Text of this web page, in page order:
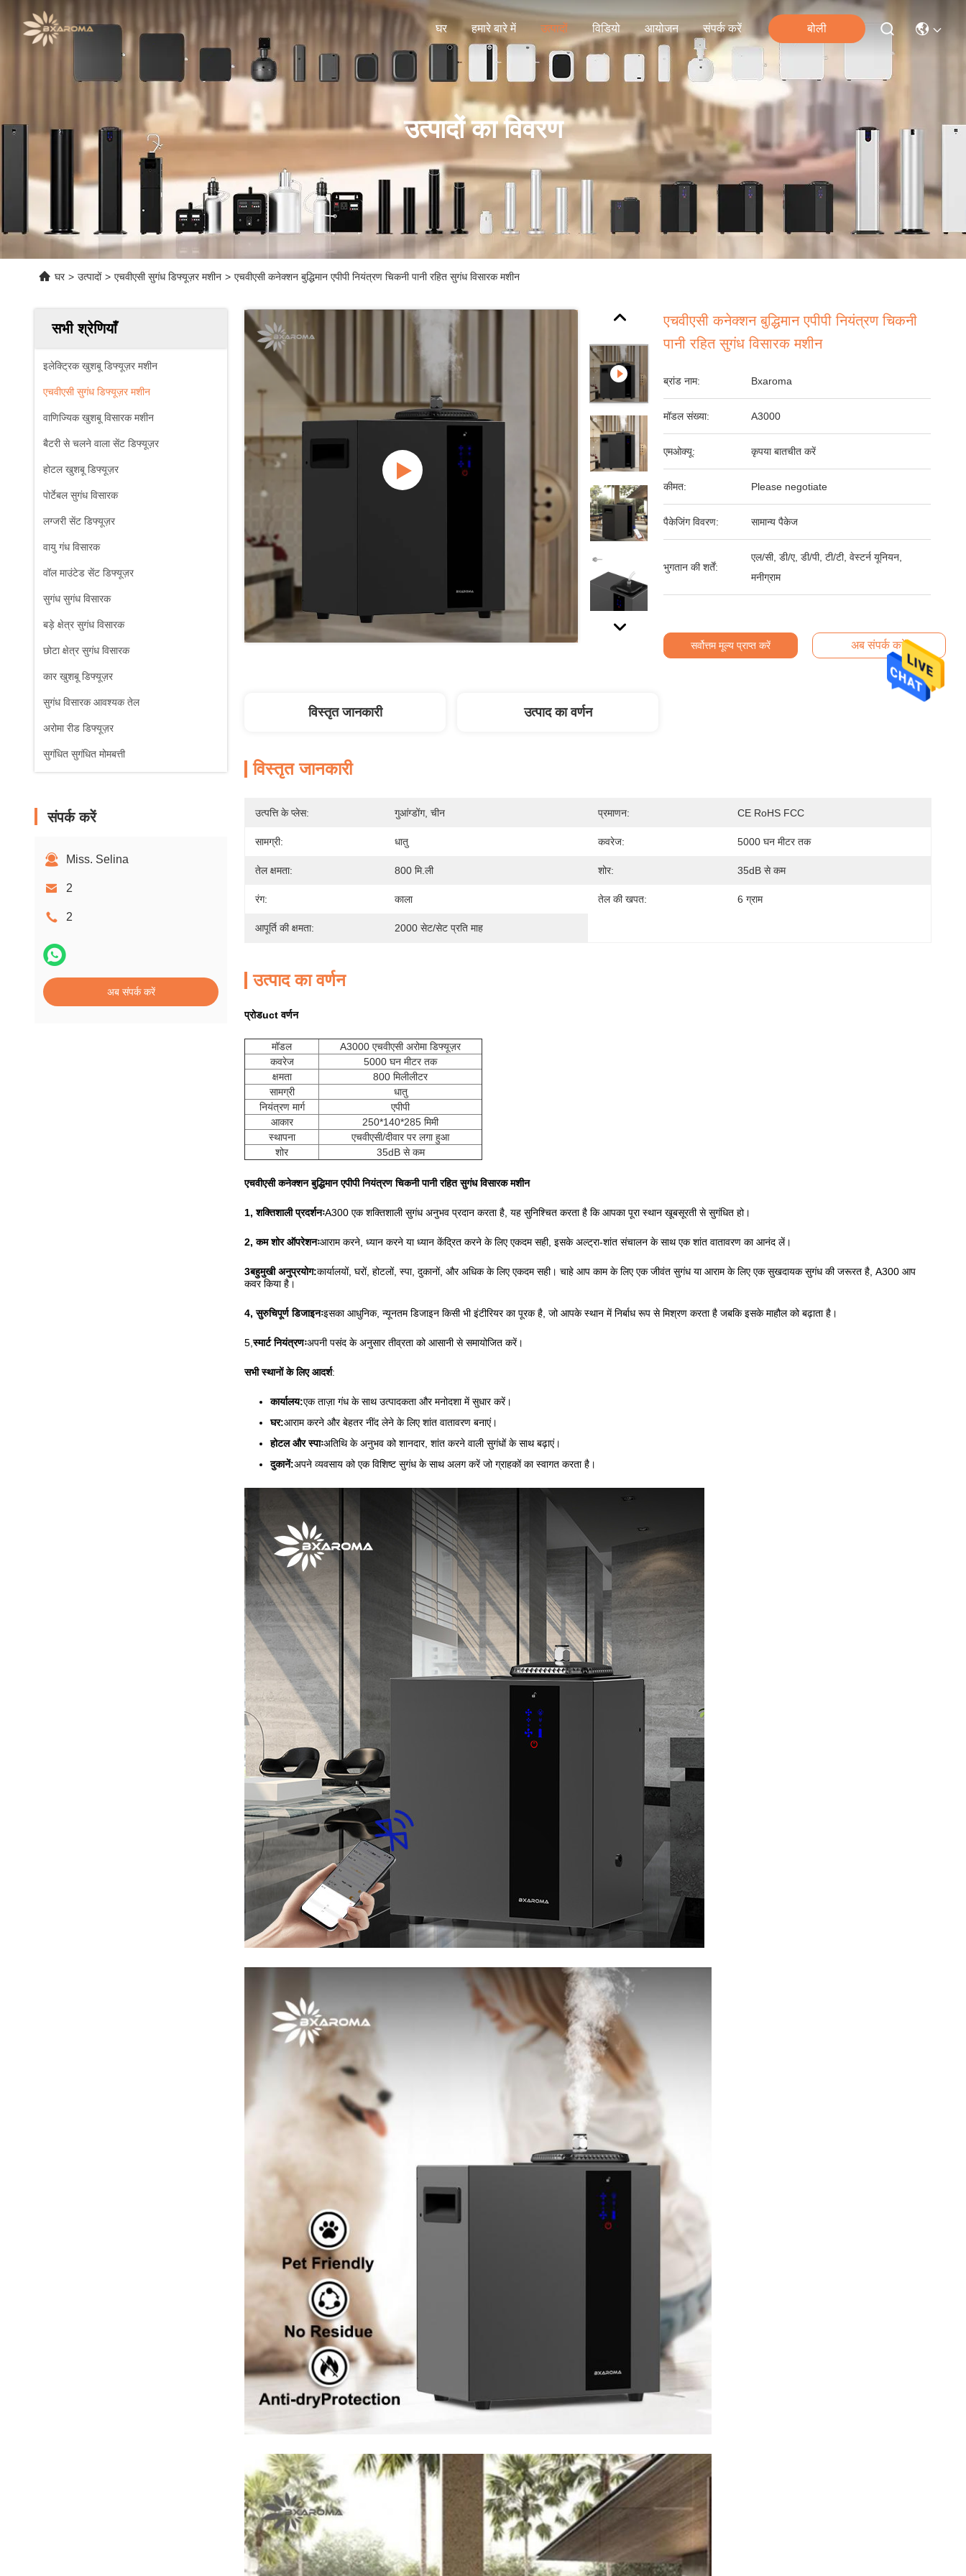
घर हमारे बारे में उत्पादों विडियो आयोजन संपर्क करें बोली
उत्पादों का विवरण
घर > उत्पादों > एचवीएसी सुगंध डिफ्यूज़र मशीन > एचवीएसी कनेक्शन बुद्धिमान एपीपी नियंत्रण चिकनी पानी रहित सुगंध विसारक मशीन
सभी श्रेणियाँ
इलेक्ट्रिक खुशबू डिफ्यूज़र मशीन
एचवीएसी सुगंध डिफ्यूज़र मशीन
वाणिज्यिक खुशबू विसारक मशीन
बैटरी से चलने वाला सेंट डिफ्यूज़र
होटल खुशबू डिफ्यूज़र
पोर्टेबल सुगंध विसारक
लग्जरी सेंट डिफ्यूज़र
वायु गंध विसारक
वॉल माउंटेड सेंट डिफ्यूज़र
सुगंध सुगंध विसारक
बड़े क्षेत्र सुगंध विसारक
छोटा क्षेत्र सुगंध विसारक
कार खुशबू डिफ्यूज़र
सुगंध विसारक आवश्यक तेल
अरोमा रीड डिफ्यूज़र
सुगंधित सुगंधित मोमबत्ती
संपर्क करें
Miss. Selina
2
2
अब संपर्क करें
एचवीएसी कनेक्शन बुद्धिमान एपीपी नियंत्रण चिकनी
पानी रहित सुगंध विसारक मशीन
ब्रांड नाम: Bxaroma
मॉडल संख्या: A3000
एमओक्यू: कृपया बातचीत करें
कीमत: Please negotiate
पैकेजिंग विवरण: सामान्य पैकेज
भुगतान की शर्तें:
एल/सी, डी/ए, डी/पी, टी/टी, वेस्टर्न यूनियन,
मनीग्राम
सर्वोत्तम मूल्य प्राप्त करें अब संपर्क करें
विस्तृत जानकारी उत्पाद का वर्णन
विस्तृत जानकारी
उत्पत्ति के प्लेस: गुआंग्डोंग, चीन प्रमाणन: CE RoHS FCC
सामग्री: धातु कवरेज: 5000 घन मीटर तक
तेल क्षमता: 800 मि.ली शोर: 35dB से कम
रंग: काला तेल की खपत: 6 ग्राम
आपूर्ति की क्षमता: 2000 सेट/सेट प्रति माह
उत्पाद का वर्णन
प्रोडuct वर्णन
मॉडल
A3000 एचवीएसी अरोमा डिफ्यूज़र
कवरेज
5000 घन मीटर तक
क्षमता
800 मिलीलीटर
सामग्री
धातु
नियंत्रण मार्ग
एपीपी
आकार
250*140*285 मिमी
स्थापना
एचवीएसी/दीवार पर लगा हुआ
शोर
35dB से कम
एचवीएसी कनेक्शन बुद्धिमान एपीपी नियंत्रण चिकनी पानी रहित सुगंध विसारक मशीन
1, शक्तिशाली प्रदर्शनःA300 एक शक्तिशाली सुगंध अनुभव प्रदान करता है, यह सुनिश्चित करता है कि आपका पूरा स्थान खूबसूरती से सुगंधित हो।
2, कम शोर ऑपरेशनःआराम करने, ध्यान करने या ध्यान केंद्रित करने के लिए एकदम सही, इसके अल्ट्रा-शांत संचालन के साथ एक शांत वातावरण का आनंद लें।
3बहुमुखी अनुप्रयोग:कार्यालयों, घरों, होटलों, स्पा, दुकानों, और अधिक के लिए एकदम सही। चाहे आप काम के लिए एक जीवंत सुगंध या आराम के लिए एक सुखदायक सुगंध की जरूरत है, A300 आप
कवर किया है।
4, सुरुचिपूर्ण डिजाइनःइसका आधुनिक, न्यूनतम डिजाइन किसी भी इंटीरियर का पूरक है, जो आपके स्थान में निर्बाध रूप से मिश्रण करता है जबकि इसके माहौल को बढ़ाता है।
5,स्मार्ट नियंत्रणःअपनी पसंद के अनुसार तीव्रता को आसानी से समायोजित करें।
सभी स्थानों के लिए आदर्श:
कार्यालय:एक ताज़ा गंध के साथ उत्पादकता और मनोदशा में सुधार करें।
घर:आराम करने और बेहतर नींद लेने के लिए शांत वातावरण बनाएं।
होटल और स्पाःअतिथि के अनुभव को शानदार, शांत करने वाली सुगंधों के साथ बढ़ाएं।
दुकानें:अपने व्यवसाय को एक विशिष्ट सुगंध के साथ अलग करें जो ग्राहकों का स्वागत करता है।